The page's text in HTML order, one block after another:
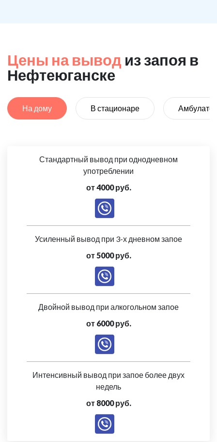
Цены на вывод из запоя в
Нефтеюганске
На дому В стационаре
Стандартный вывод при однодневном
употреблении
от 4000 руб.
Усиленный вывод при 3-х дневном запое
от 5000 руб.
Двойной вывод при алкогольном запое
от 6000 руб.
Интенсивный вывод при запое более двух
недель
от 8000 руб.